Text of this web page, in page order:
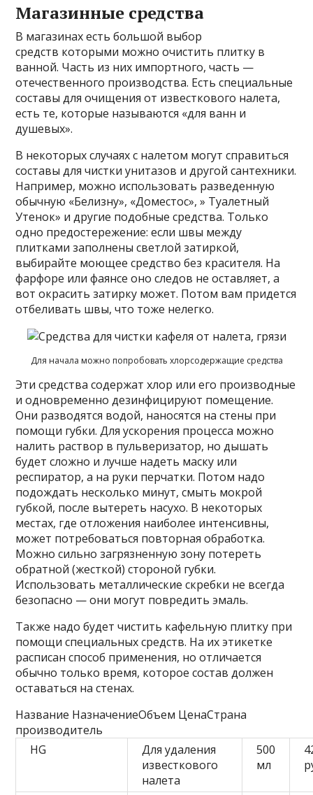
Магазинные средства
В магазинах есть большой выбор
средств которыми можно очистить плитку в
ванной. Часть из них импортного, часть —
отечественного производства. Есть специальные
составы для очищения от известкового налета,
есть те, которые называются «для ванн и
душевых».
В некоторых случаях с налетом могут справиться
составы для чистки унитазов и другой сантехники.
Например, можно использовать разведенную
обычную «Белизну», «Доместос», » Туалетный
Утенок» и другие подобные средства. Только
одно предостережение: если швы между
плитками заполнены светлой затиркой,
выбирайте моющее средство без красителя. На
фарфоре или фаянсе оно следов не оставляет, а
вот окрасить затирку может. Потом вам придется
отбеливать швы, что тоже нелегко.
Для начала можно попробовать хлорсодержащие средства
Эти средства содержат хлор или его производные
и одновременно дезинфицируют помещение.
Они разводятся водой, наносятся на стены при
помощи губки. Для ускорения процесса можно
налить раствор в пульверизатор, но дышать
будет сложно и лучше надеть маску или
респиратор, а на руки перчатки. Потом надо
подождать несколько минут, смыть мокрой
губкой, после вытереть насухо. В некоторых
местах, где отложения наиболее интенсивны,
может потребоваться повторная обработка.
Можно сильно загрязненную зону потереть
обратной (жесткой) стороной губки.
Использовать металлические скребки не всегда
безопасно — они могут повредить эмаль.
Также надо будет чистить кафельную плитку при
помощи специальных средств. На их этикетке
расписан способ применения, но отличается
обычно только время, которое состав должен
оставаться на стенах.
Название НазначениеОбъем ЦенаСтрана
производитель
HG
Для удаления
известкового
налета
500
мл